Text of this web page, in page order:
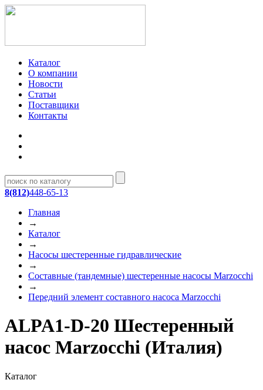
Каталог
О компании
Новости
Статьи
Поставщики
Контакты
8(812)448-65-13
Главная
→
Каталог
→
Насосы шестеренные гидравлические
→
Составные (тандемные) шестеренные насосы Marzocchi
→
Передний элемент составного насоса Marzocchi
ALPA1-D-20 Шестеренный
насос Marzocchi (Италия)
Каталог